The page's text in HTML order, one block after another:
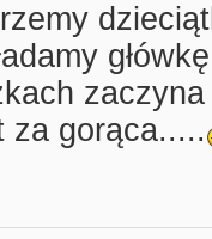
za gorąca.....